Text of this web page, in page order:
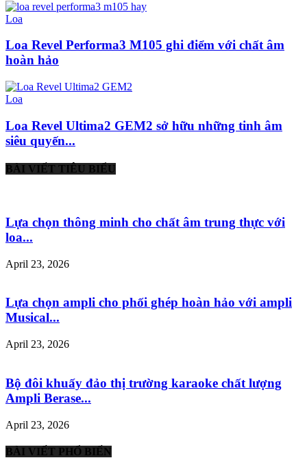
Loa
Loa Revel Performa3 M105 ghi điểm với chất âm
hoàn hảo
Loa
Loa Revel Ultima2 GEM2 sở hữu những tinh âm
siêu quyến...
BÀI VIẾT TIÊU BIỂU
Lựa chọn thông minh cho chất âm trung thực với
loa...
April 23, 2026
Lựa chọn ampli cho phối ghép hoàn hảo với ampli
Musical...
April 23, 2026
Bộ đôi khuấy đảo thị trường karaoke chất lượng
Ampli Berase...
April 23, 2026
BÀI VIẾT PHỔ BIẾN